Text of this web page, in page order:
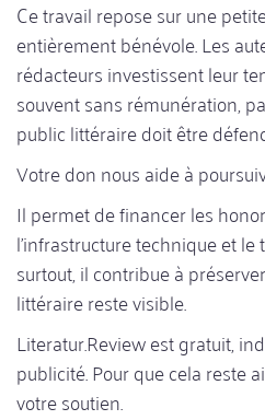
Ce travail repose sur une
entièrement bénévole. Les
rédacteurs investissent leur
souvent sans rémunération,
public littéraire doit être
Votre don nous aide à
Il permet de financer les
l'infrastructure technique et le
surtout, il contribue à
littéraire reste visible.
Literatur.Review est gratuit,
publicité. Pour que cela reste
votre soutien.